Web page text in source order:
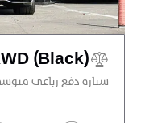
(Black)
سيارة دفع رباعي